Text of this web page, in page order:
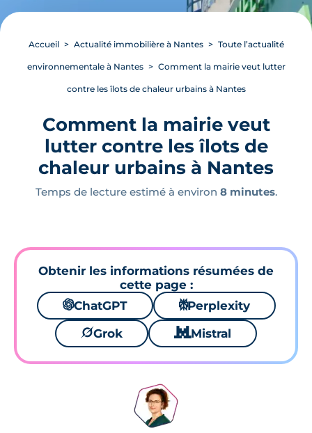
Accueil Actualité immobilière à Nantes Toute l’actualité
environnementale à Nantes Comment la mairie veut lutter
contre les îlots de chaleur urbains à Nantes
Comment la mairie veut
lutter contre les îlots de
chaleur urbains à Nantes
Temps de lecture estimé à environ 8 minutes.
Obtenir les informations résumées de
cette page :
🌌ChatGPT ⚙Perplexity
🪐Grok 🐱 Mistral